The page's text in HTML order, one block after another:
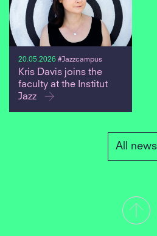
20.05.2026 #Jazzcampus
Kris Davis joins the
faculty at the Institut
Jazz
All news